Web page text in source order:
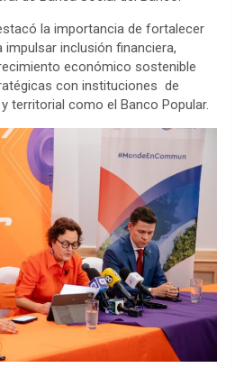
la importancia de fortalecer
inclusión financiera,
económico sostenible
con instituciones de
territorial como el Banco Popular.